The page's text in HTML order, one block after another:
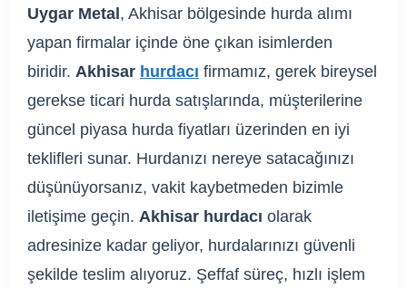
Uygar Metal , Akhisar bölgesinde hurda alımı
yapan firmalar içinde öne çıkan isimlerden
biridir. Akhisar hurdacı firmamız, gerek bireysel
gerekse ticari hurda satışlarında, müşterilerine
güncel piyasa hurda fiyatları üzerinden en iyi
teklifleri sunar. Hurdanızı nereye satacağınızı
düşünüyorsanız, vakit kaybetmeden bizimle
iletişime geçin. Akhisar hurdacı olarak
adresinize kadar geliyor, hurdalarınızı güvenli
şekilde teslim alıyoruz. Şeffaf süreç, hızlı işlem